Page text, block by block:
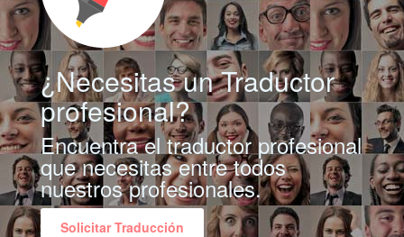
¿Necesitas un Traductor
profesional?
Encuentra el traductor profesional
que necesitas entre todos
nuestros profesionales.
Solicitar Traducción